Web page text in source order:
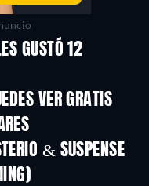
GUSTÓ 12
VER GRATIS
& SUSPENSE